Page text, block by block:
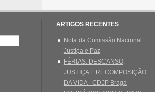
ARTIGOS RECENTES
Nota da Comissão Nacional
Justiça e Paz
FÉRIAS: DESCANSO,
JUSTIÇA E RECOMPOSIÇÃO
DA VIDA - CDJP Braga